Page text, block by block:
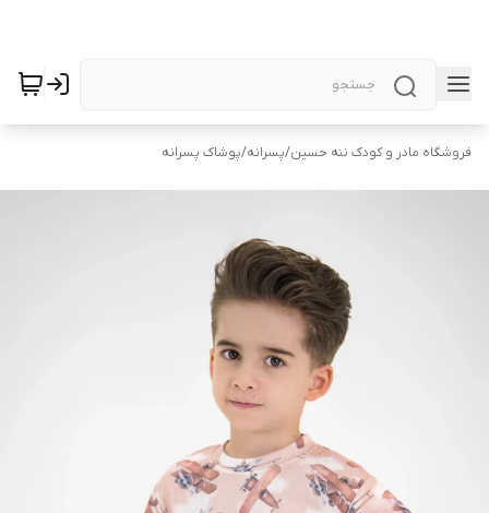
فروشگاه مادر و کودک ننه حسین/پسرانه/پوشاک پسرانه